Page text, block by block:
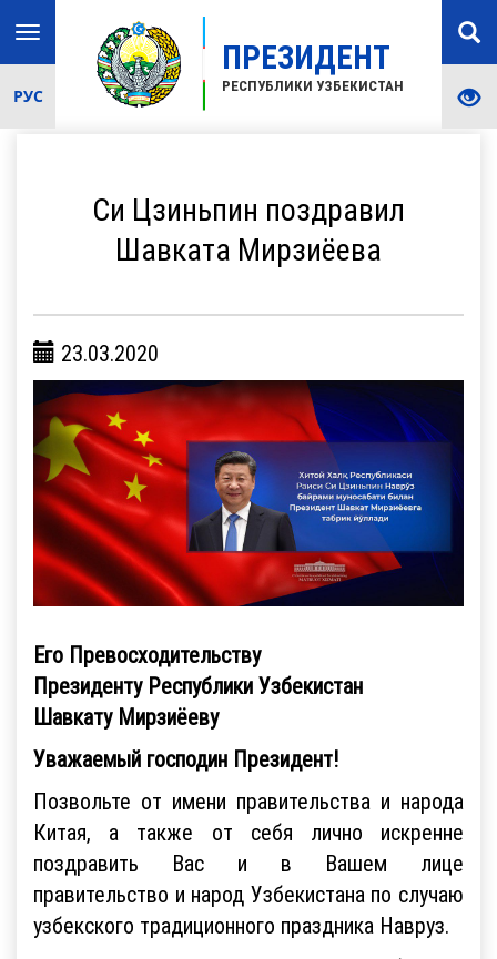
ПРЕЗИДЕНТ
РЕСПУБЛИКИ УЗБЕКИСТАН
Toggle
navigation
РУС
Си Цзиньпин поздравил
Шавката Мирзиёева
23.03.2020
Его Превосходительству
Президенту Республики Узбекистан
Шавкату Мирзиёеву
Уважаемый господин Президент!
Позвольте от имени правительства и народа
Китая, а также от себя лично искренне
поздравить Вас и в Вашем лице
правительство и народ Узбекистана по случаю
узбекского традиционного праздника Навруз.